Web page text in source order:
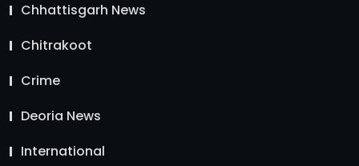
Chhattisgarh News
Chitrakoot
Crime
Deoria News
International